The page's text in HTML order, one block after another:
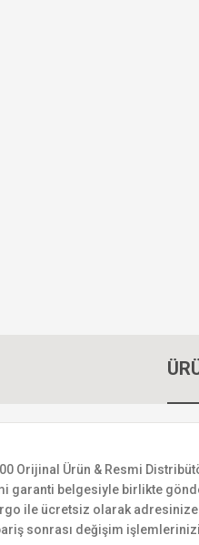
Orijinal Ürün & Resmi
garanti belgesiyle birlikte
ile ücretsiz olarak adresinize
sonrası değişim